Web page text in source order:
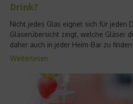
Drink?
Nicht jedes Glas eignet sich für jeden
Gläserübersicht zeigt, welche Gläser
daher auch in jeder Heim-Bar zu
Weiterlesen